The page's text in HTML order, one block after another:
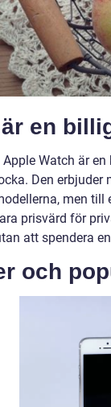
en
Watch är
Den erbjuder
men
prisvärd för
att spendera
och